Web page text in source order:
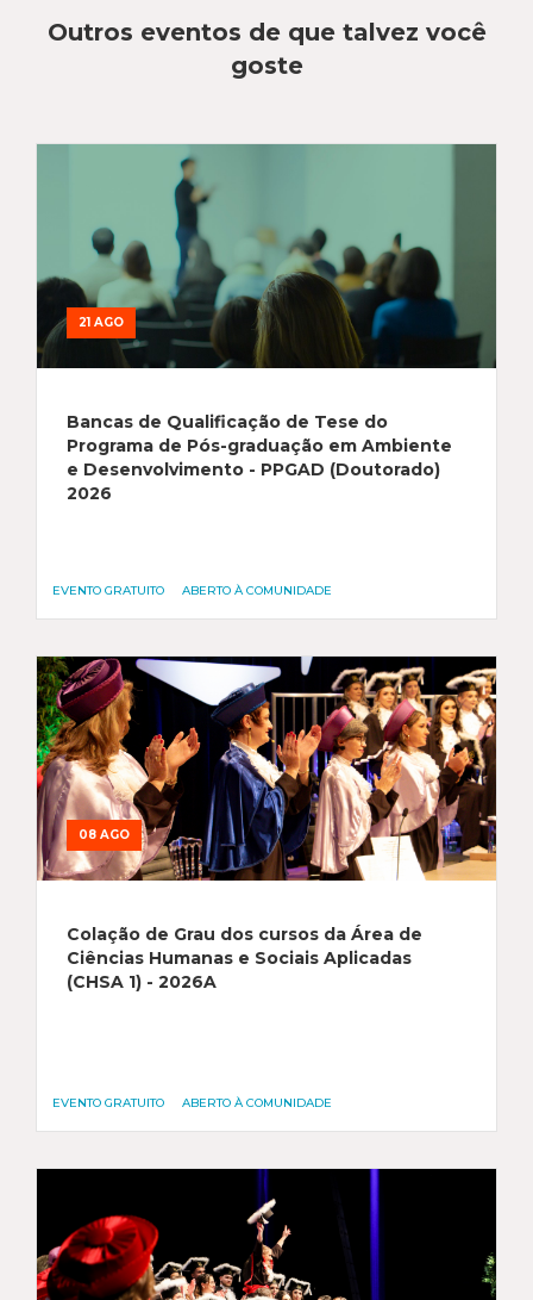
Outros eventos de que talvez você
goste
21 AGO
Bancas de Qualificação de Tese do
Programa de Pós-graduação em Ambiente
e Desenvolvimento - PPGAD (Doutorado)
2026
EVENTO GRATUITO ABERTO À COMUNIDADE
08 AGO
Colação de Grau dos cursos da Área de
Ciências Humanas e Sociais Aplicadas
(CHSA 1) - 2026A
EVENTO GRATUITO ABERTO À COMUNIDADE